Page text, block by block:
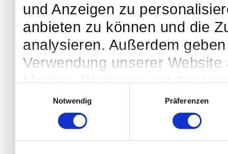
und Anzeigen zu
anbieten zu können und die
analysieren. Außerdem
Verwendung unserer
Medien, Werbung und
diese Informationen
zusammen, die Sie ihnen
Rahmen Ihrer Nutzung der
Notwendig
Präferenzen